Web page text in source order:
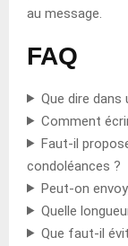
au message.
FAQ
Que dire dans
Comment
Faut-il
condoléances ?
Peut-on
Quelle
Que faut-il